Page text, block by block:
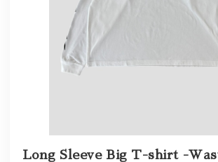
Long Sleeve Big T-shirt -